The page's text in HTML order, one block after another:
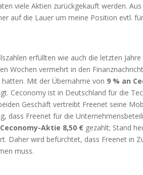
viele Aktien zurückgekauft werden.
auf die Lauer um meine Position evtl.
erfüllten wie auch die letzten
Wochen vermehrt in den
Mit der Übernahme von 9 % an
Ceconomy ist in Deutschland für die
Geschäft vertreibt Freenet seine
dass Freenet für die
Aktie 8,50 € gezahlt; Stand
Daher wird befürchtet, dass Freenet in
muss.